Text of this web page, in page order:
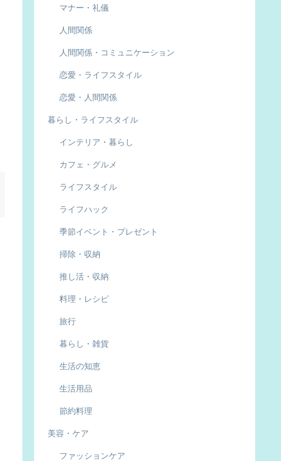
マナー・礼儀
人間関係
人間関係・コミュニケーション
恋愛・ライフスタイル
恋愛・人間関係
暮らし・ライフスタイル
インテリア・暮らし
カフェ・グルメ
ライフスタイル
ライフハック
季節イベント・プレゼント
掃除・収納
推し活・収納
料理・レシピ
旅行
暮らし・雑貨
生活の知恵
生活用品
節約料理
美容・ケア
ファッションケア